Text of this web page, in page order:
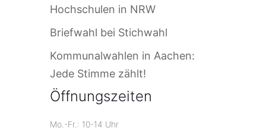
Hochschulen in NRW
Briefwahl bei Stichwahl
Kommunalwahlen in Aachen:
Jede Stimme zählt!
Öffnungszeiten
Mo.-Fr.: 10-14 Uhr